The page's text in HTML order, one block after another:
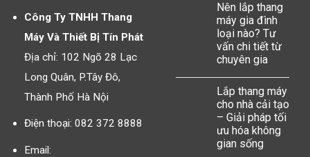
Công Ty TNHH Thang
Máy Và Thiết Bị Tín Phát
Địa chỉ: 102 Ngõ 28 Lạc
Long Quân, P.Tây Đô,
Thành Phố Hà Nội
Điện thoại: 082 372 8888
Email:
Nên lắp thang
máy gia đình
loại nào? Tư
vấn chi tiết từ
chuyên gia
Lắp thang máy
cho nhà cải tạo
– Giải pháp tối
ưu hóa không
gian sống